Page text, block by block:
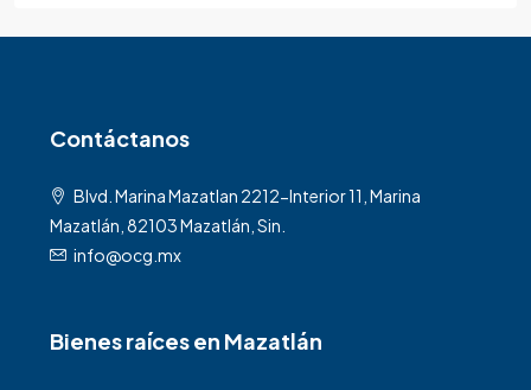
Contáctanos
Blvd. Marina Mazatlan 2212-Interior 11, Marina
Mazatlán, 82103 Mazatlán, Sin.
info@ocg.mx
Bienes raíces en Mazatlán